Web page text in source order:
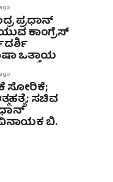
ಪ್ರಧಾನ್
ಕಾಂಗ್ರೆಸ್
ಒತ್ತಾಯ
ಸೋರಿಕೆ;
ಸಚಿವ
ಬಿ.